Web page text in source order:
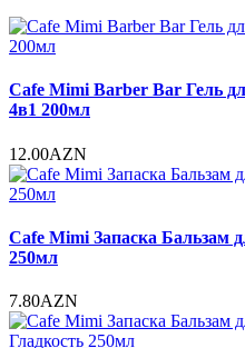
Cafe Mimi Barber Bar Гель
4в1 200мл
12.00AZN
Cafe Mimi Запаска Бальзам
250мл
7.80AZN